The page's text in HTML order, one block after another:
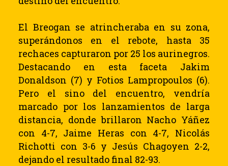
El Breogan se atrincheraba en su zona,
superándonos en el rebote, hasta 35
rechaces capturaron por 25 los aurinegros.
Destacando en esta faceta Jakim
Donaldson (7) y Fotios Lampropoulos (6).
Pero el sino del encuentro, vendría
marcado por los lanzamientos de larga
distancia, donde brillaron Nacho Yáñez
con 4-7, Jaime Heras con 4-7, Nicolás
Richotti con 3-6 y Jesús Chagoyen 2-2,
dejando el resultado final 82-93.